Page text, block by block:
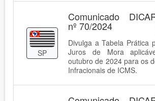
SP
Comunicado
nº 70/2024
Divulga a Tabela Prática
Juros de Mora
outubro de 2024 para os
Infracionais de ICMS.